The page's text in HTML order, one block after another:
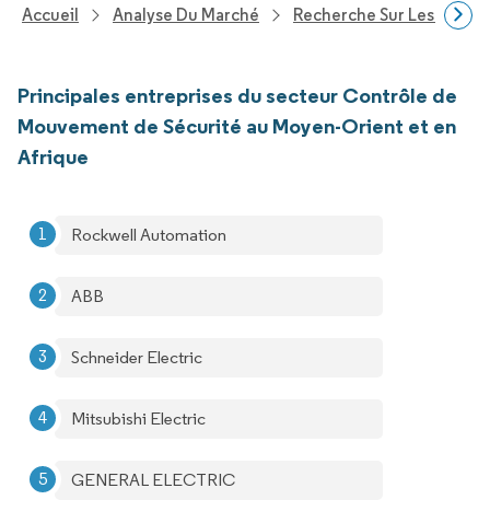
Accueil Analyse Du Marché Recherche Sur Les
Principales entreprises du secteur Contrôle de
Mouvement de Sécurité au Moyen-Orient et en
Afrique
Rockwell Automation
ABB
Schneider Electric
Mitsubishi Electric
GENERAL ELECTRIC